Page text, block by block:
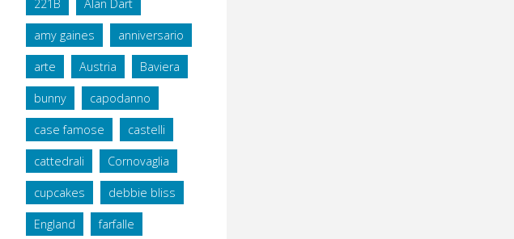
221B Alan Dart
amy gaines anniversario
arte Austria Baviera
bunny capodanno
case famose castelli
cattedrali Cornovaglia
cupcakes debbie bliss
England farfalle